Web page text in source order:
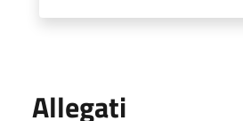
Allegati